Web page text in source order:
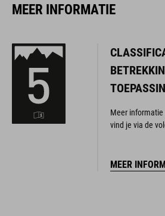
MEER INFORMATIE
Meer
vind je via de
MEER